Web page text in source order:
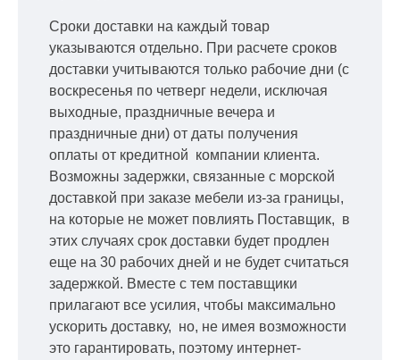
Сроки доставки на каждый товар
указываются отдельно. При расчете сроков
доставки учитываются только рабочие дни (с
воскресенья по четверг недели, исключая
выходные, праздничные вечера и
праздничные дни) от даты получения
оплаты от кредитной компании клиента.
Возможны задержки, связанные с морской
доставкой при заказе мебели из-за границы,
на которые не может повлиять Поставщик, в
этих случаях срок доставки будет продлен
еще на 30 рабочих дней и не будет считаться
задержкой. Вместе с тем поставщики
прилагают все усилия, чтобы максимально
ускорить доставку, но, не имея возможности
это гарантировать, поэтому интернет-